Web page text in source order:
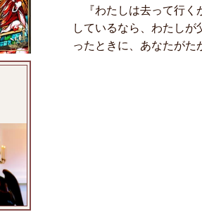
『わたしは去って行く
しているなら、わたし
ったときに、あなたがた